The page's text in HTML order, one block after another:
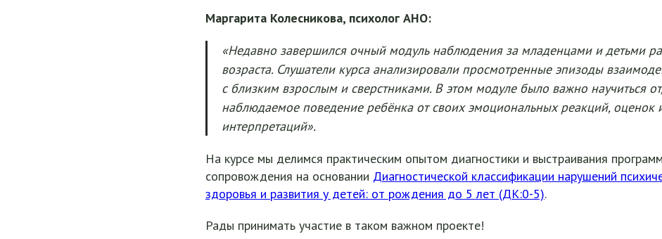
Маргарита Колесникова, психолог АНО:
«Недавно завершился очный модуль наблюдения за младенцами и детьми
возраста. Слушатели курса анализировали просмотренные эпизоды
с близким взрослым и сверстниками. В этом модуле было важно научиться
наблюдаемое поведение ребёнка от своих эмоциональных реакций, оценок
интерпретаций».
На курсе мы делимся практическим опытом диагностики и выстраивания программ
сопровождения на основании Диагностической классификации нарушений
здоровья и развития у детей: от рождения до 5 лет (ДК:0-5).
Рады принимать участие в таком важном проекте!